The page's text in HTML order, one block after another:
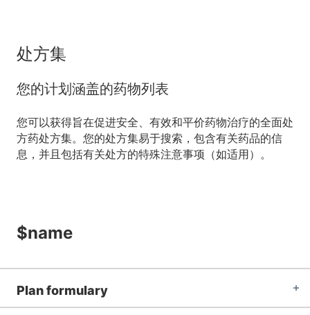
处方集
您的计划涵盖的药物列表
您可以获得旨在促进安全、有效和平价药物治疗的全面处
方药处方集。您的处方集易于搜索，包含有关药品的信
息，并且包括有关处方的特殊注意事项（如适用）。
$name
Plan formulary